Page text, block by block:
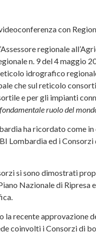
con
regionale
n. 9 del 4 maggio
idrografico
che sul reticolo
e per gli impianti
ruolo del
ha ricordato come
Lombardia ed i
si sono dimostrati
Nazionale di
recente approvazione
coinvolti i Consorzi di